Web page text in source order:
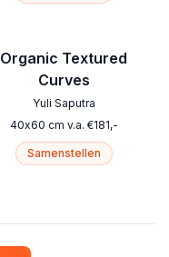
Organic Textured
Curves
Yuli Saputra
40x60 cm v.a. €181,-
Samenstellen